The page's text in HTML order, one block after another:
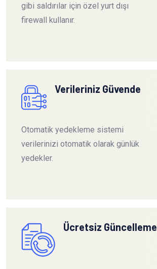
gibi saldırılar için özel yurt dışı
firewall kullanır.
Verileriniz Güvende
Otomatik yedekleme sistemi
verilerinizi otomatik olarak günlük
yedekler.
Ücretsiz Güncelleme